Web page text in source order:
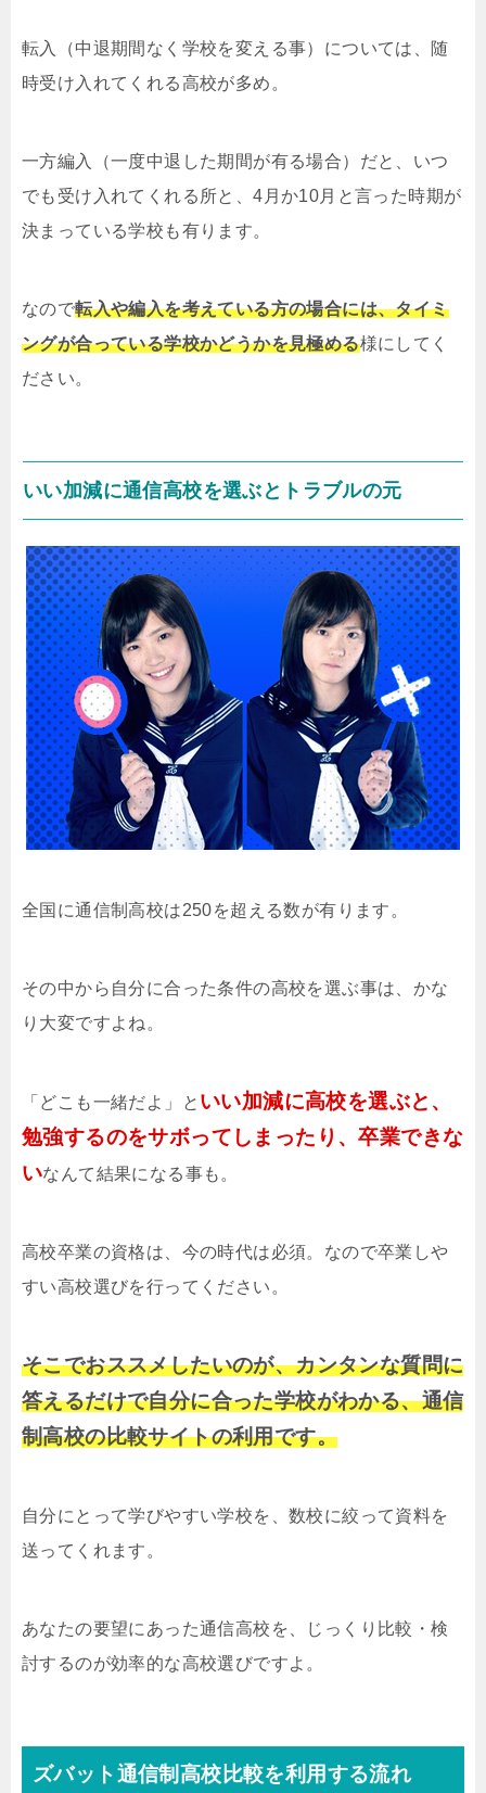
転入（中退期間なく学校を変える事）については、随
時受け入れてくれる高校が多め。
一方編入（一度中退した期間が有る場合）だと、いつ
でも受け入れてくれる所と、4月か10月と言った時期が
決まっている学校も有ります。
なので転入や編入を考えている方の場合には、タイミ
ングが合っている学校かどうかを見極める様にしてく
ださい。
いい加減に通信高校を選ぶとトラブルの元
全国に通信制高校は250を超える数が有ります。
その中から自分に合った条件の高校を選ぶ事は、かな
り大変ですよね。
「どこも一緒だよ」と いい加減に高校を選ぶと、
勉強するのをサボってしまったり、卒業できな
いなんて結果になる事も。
高校卒業の資格は、今の時代は必須。なので卒業しや
すい高校選びを行ってください。
そこでおススメしたいのが、カンタンな質問に
答えるだけで自分に合った学校がわかる、通信
制高校の比較サイトの利用です。
自分にとって学びやすい学校を、数校に絞って資料を
送ってくれます。
あなたの要望にあった通信高校を、じっくり比較・検
討するのが効率的な高校選びですよ。
ズバット通信制高校比較を利用する流れ